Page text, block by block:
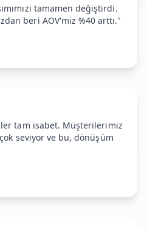
tamamen değiştirdi.
beri AOV'miz %40 arttı."
tam isabet. Müşterilerimiz
seviyor ve bu, dönüşüm